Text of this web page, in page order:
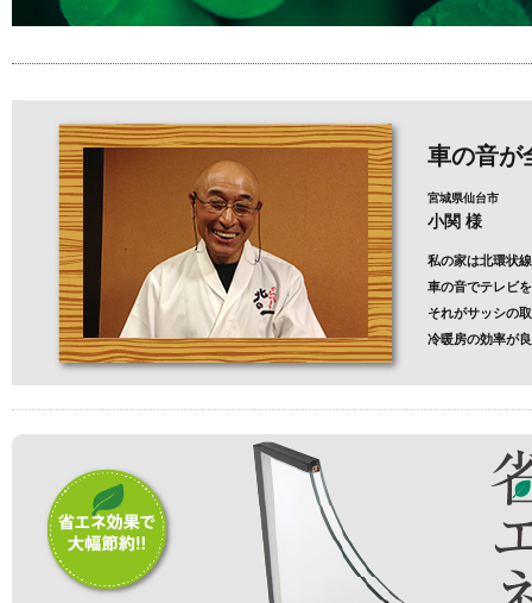
車の音が
宮城県仙台市
小関 様
私の家は北環状
車の音でテレビ
それがサッシの
冷暖房の効率が